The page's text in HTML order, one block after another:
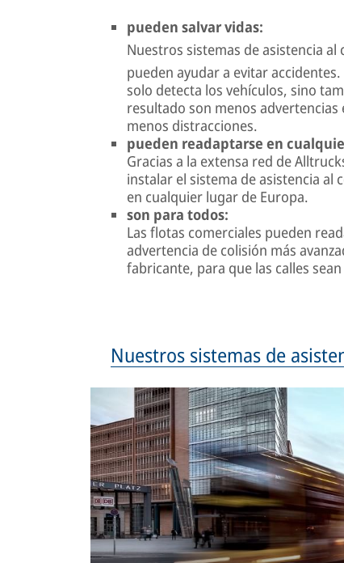
pueden salvar vidas:
Nuestros sistemas de asistencia
pueden ayudar a evitar
solo detecta los vehículos, sino
resultado son menos
menos distracciones.
pueden readaptarse en
Gracias a la extensa red de
instalar el sistema de asistencia al
en cualquier lugar de Europa.
son para todos:
Las flotas comerciales pueden
advertencia de colisión más
fabricante, para que las calles
Nuestros sistemas de